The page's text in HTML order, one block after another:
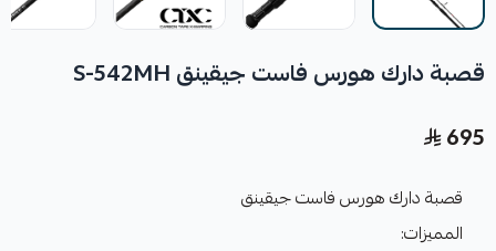
قصبة دارك هورس فاست جيقينق S-542MH
695
قصبة دارك هورس فاست جيقينق
المميزات: